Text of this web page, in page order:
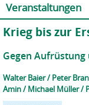
Veranstaltungen
Krieg bis zur
Gegen
Walter Baier / Peter
Amin / Michael Müller /